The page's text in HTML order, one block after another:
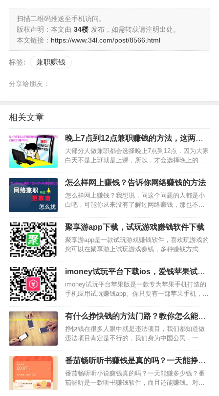
扫描二维码推送至手机访问。
版权声明：本文由 34楼 发布，如需转载请注明出处。
本文链接： https://www.34l.com/post/8566.html
标签: 兼职赚钱
分享给朋友：
相关文章
晚上7点到12点兼职赚钱的方法，这两种
方法可轻松日赚200元
大部分人做兼职都会选择晚上7点到12点，因为大家
白天不是上班就是上课，所以，才会选择晚上的时
记得不要太晚太累，而且最好不要在外面现实中做
兼职，因为7点到12点已经很晚了，对大家来说不太
安全，所以我…
怎么样网上赚钱？告诉你网络赚钱的方法
怎么样网上赚钱？我想说，问这个问题的人都是小
白吧，可能你从来没有了解过网络赚钱，那也不要
家一听就会操作了，最后希望对大家有所帮助。…
聚享游app下载，试玩游戏赚钱软件下载
聚享游app是一款试玩游戏赚钱软件，喜欢玩游戏的
您可以在聚享游上试玩游戏赚钱，多种赚钱方式随
码、购物样样都有，聚享游全新的赚钱模式，快来
下载体验吧！聚享游app下载地址：
https://www.34…
imoney试玩平台下载ios，爱钱苹果试玩
赚钱软件下载
imoney试玩平台苹果版是一款专为苹果手机打造的
手机应用试玩赚钱app。你只要有一部苹果手机，就
金奖励，超多任务随时选择，让你赚钱更加轻松，
化零为整，积累更多金钱。imoney试玩软件下载地
址：…
有什么挣快钱的方法门路？教你怎么能挣
快钱（正规）
挣快钱在很多人眼中就是违法项目，我们都知道做
违法项目肯定是不行的，我们身为中国公民，一定
法项目，还有什么挣快钱的方法门路呢？下面星小
编给大家推荐几种能快速挣钱致富的方法。…
番茄畅听听书赚钱是真的吗？一天能挣多
少钱？
番茄畅听听小说赚钱真的吗？一天能赚多少钱？番
茄畅听是一款听书赚钱软件，而且还能赚钱。对于